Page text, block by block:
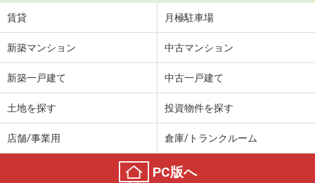
賃貸 月極駐車場
新築マンション 中古マンション
新築一戸建て 中古一戸建て
土地を探す 投資物件を探す
店舗/事業用 倉庫/トランクルーム
PC版へ